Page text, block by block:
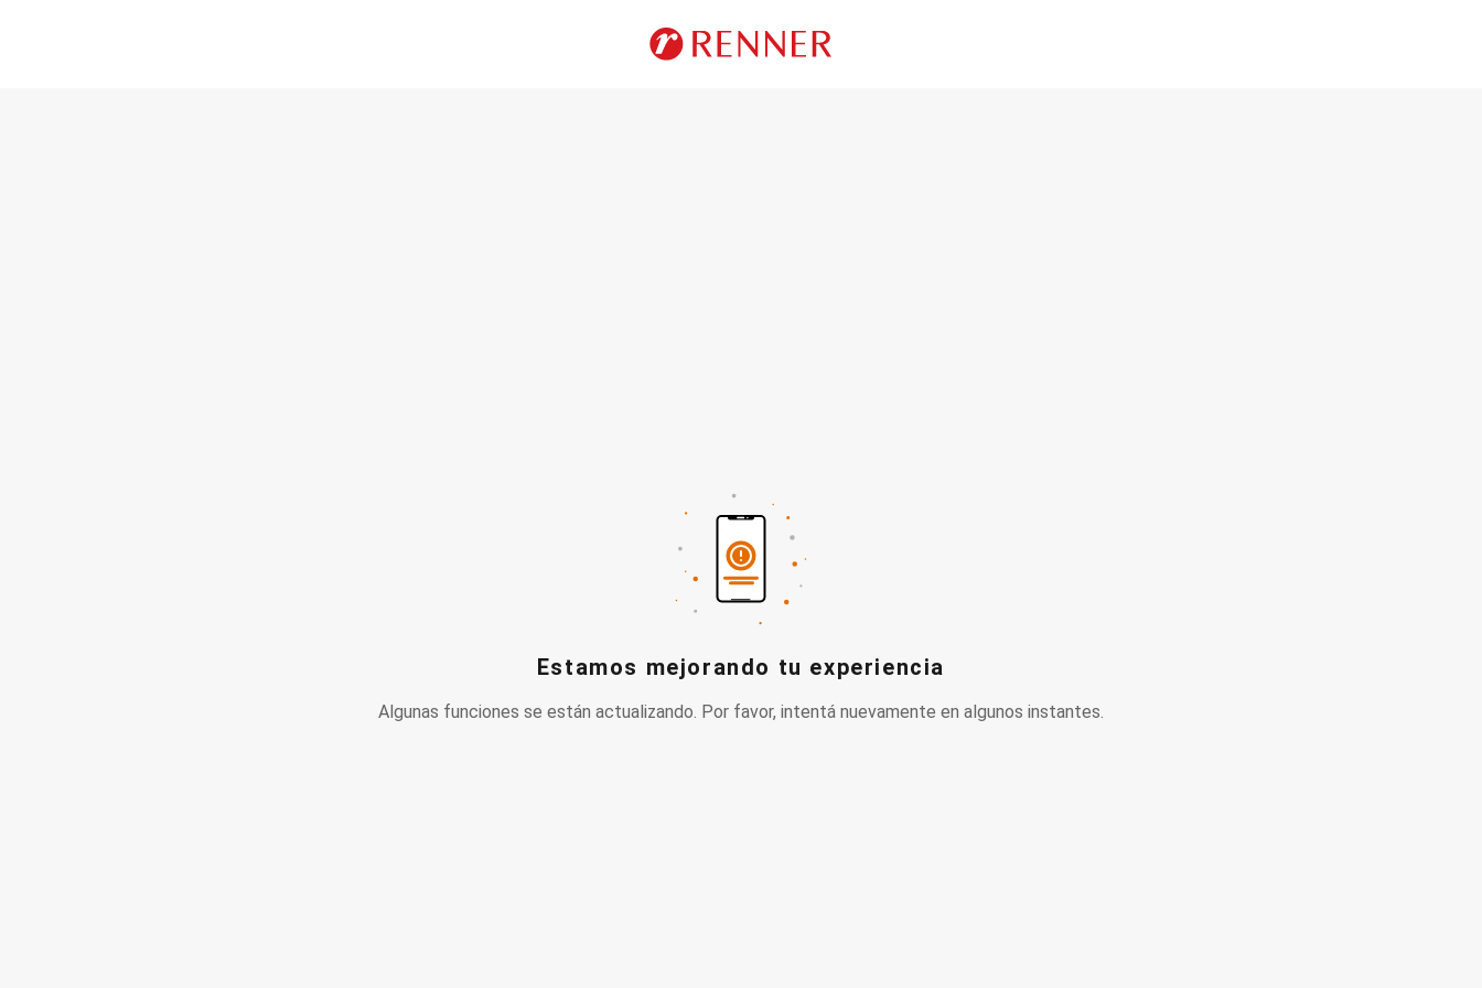
Estamos mejorando tu experiencia
Algunas funciones se están actualizando. Por favor, intentá nuevamente en algunos instantes.